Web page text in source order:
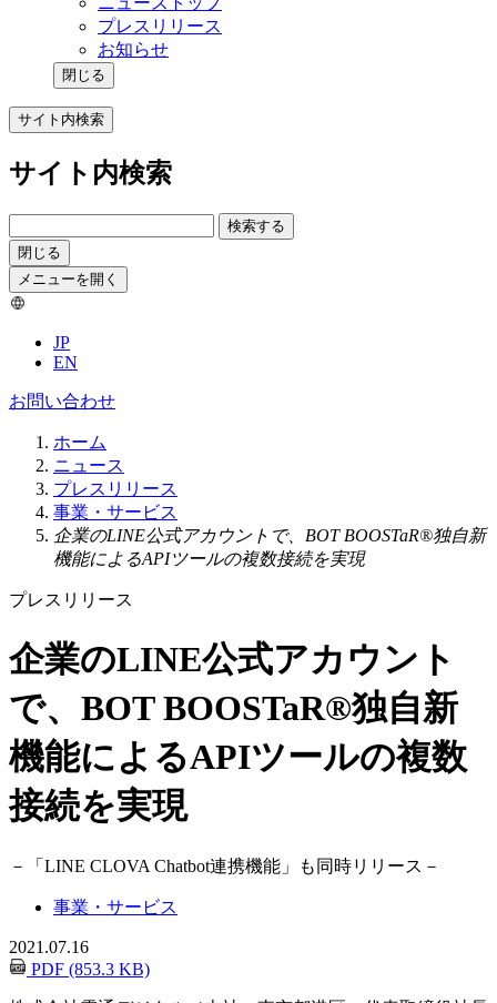
プレスリリース
お知らせ
閉じる
サイト内検索
サイト内検索
検索する
閉じる
メニューを開く
JP
EN
お問い合わせ
ホーム
ニュース
プレスリリース
事業・サービス
企業のLINE公式アカウントで、BOT BOOSTaR®独自新
機能によるAPIツールの複数接続を実現
プレスリリース
企業のLINE公式アカウント
で、BOT BOOSTaR®独自新
機能によるAPIツールの複数
接続を実現
－ 「LINE CLOVA Chatbot連携機能」も同時リリース －
事業・サービス
2021.07.16
PDF (853.3 KB)